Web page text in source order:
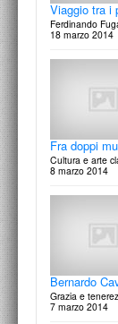
Viaggio tra i
Ferdinando
18 marzo 2014
Fra doppi
Cultura e arte
8 marzo 2014
Bernardo
Grazia e
7 marzo 2014